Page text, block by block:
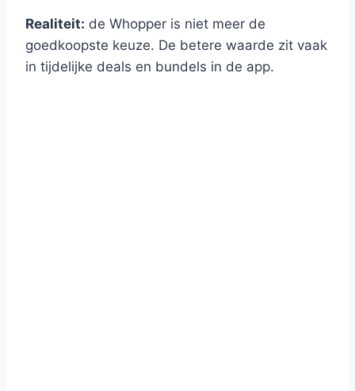
Realiteit: de Whopper is niet meer de
goedkoopste keuze. De betere waarde zit vaak
in tijdelijke deals en bundels in de app.